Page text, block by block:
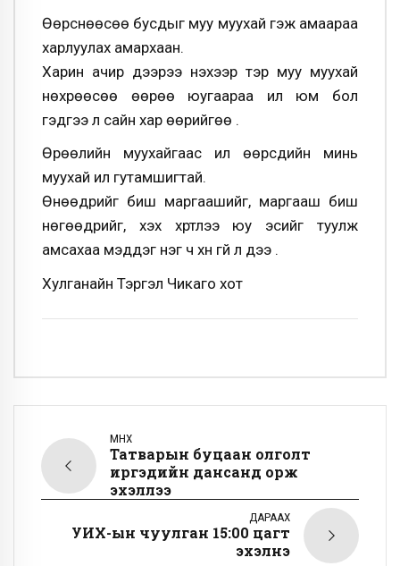
Өөрснөөсөө бусдыг муу муухай гэж амаараа
харлуулах амархаан.
Харин ачир дээрээ үнэхээр тэр муу муухай
нөхрөөсөө өөрөө юугаараа илүү юм бол
гэдгээ л сайн хар өөрийгөө .
Өрөөлийн муухайгаас илүү өөрсдийн минь
муухай илүү гутамшигтай.
Өнөөдрийг биш маргаашийг, маргааш биш
нөгөөдрийг, үхэх хүртлээ юу эсийг туулж
амсахаа мэддэг нэг ч хүн үгүй л дээ .
Хулганайн Тэргэл Чикаго хот
ӨМНӨХ
Татварын буцаан олголт
иргэдийн дансанд орж
эхэллээ
ДАРААХ
УИХ-ын чуулган 15:00 цагт
эхэлнэ